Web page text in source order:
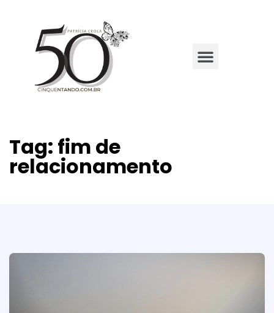
Tag: fim de
relacionamento